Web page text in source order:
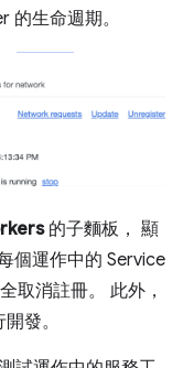
的生命週期。
的子麵板， 顯
個運作中的 Service
取消註冊。 此外，
發。